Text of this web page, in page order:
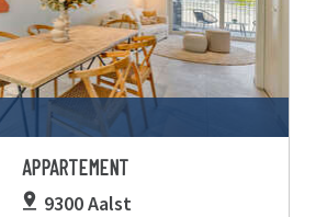
APPARTEMENT
9300 Aalst